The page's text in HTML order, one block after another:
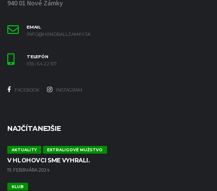
940 01 Nové Zámky
EMAIL
INFO@HANDBALLZAMKY.SK
TELEFÓN
035 / 64 22 107
FACEBOOK INSTAGRAM
NAJČÍTANEJŠIE
AKTUALITY EXTRALIGOVÉ MUŽSTVO
V HLOHOVCI SME VYHRALI.
19. FEBRUÁRA 2024
KLUB